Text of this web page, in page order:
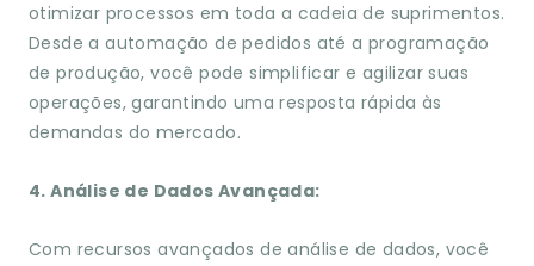
otimizar processos em toda a cadeia de suprimentos.
Desde a automação de pedidos até a programação
de produção, você pode simplificar e agilizar suas
operações, garantindo uma resposta rápida às
demandas do mercado.
4. Análise de Dados Avançada:
Com recursos avançados de análise de dados, você